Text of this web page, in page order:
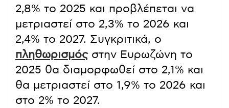
2,8% το 2025 και προβλέπεται να
μετριαστεί στο 2,3% το 2026 και
2,4% το 2027. Συγκριτικά, ο
πληθωρισμόςστην Ευρωζώνη το
2025 θα διαμορφωθεί στο 2,1% και
θα μετριαστεί στο 1,9% το 2026 και
στο 2% το 2027.